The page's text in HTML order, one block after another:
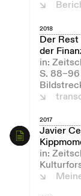
2018
Der
der
in:
S. 88–96
2017
Javier
in: